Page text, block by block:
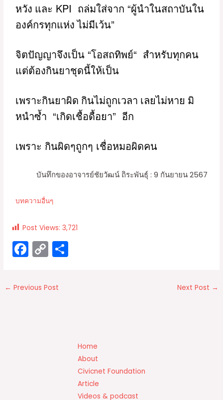
หวัง และ KPI ถล่มใส่จาก “ผู้นำในสถาบันใน
องค์กรทุกแห่ง ไม่มีเว้น”
จิตปัญญาจึงเป็น “โอสถทิพย์“
สำหรับทุกคน
แต่ต้องกินยาชุดนี้ให้เป็น
เพราะกินยาผิด กินไม่ถูกเวลา เลยไม่หาย มิ
หนำซ้ำ
“เกิดเชื้อดื้อยา” อีก
เพราะ กินผิดๆถูกๆ เชื่อหมอผิดคน
บันทึกของอาจารย์ชัยวัฒน์ ถิระพันธุ์ : 9 กันยายน 2567
บทความอื่นๆ
Post Views: 3,721
F
a
c
e
C
o
p
y
← Previous Post Next Post →
Home
About
Civicnet Foundation
Article
Videos & podcast